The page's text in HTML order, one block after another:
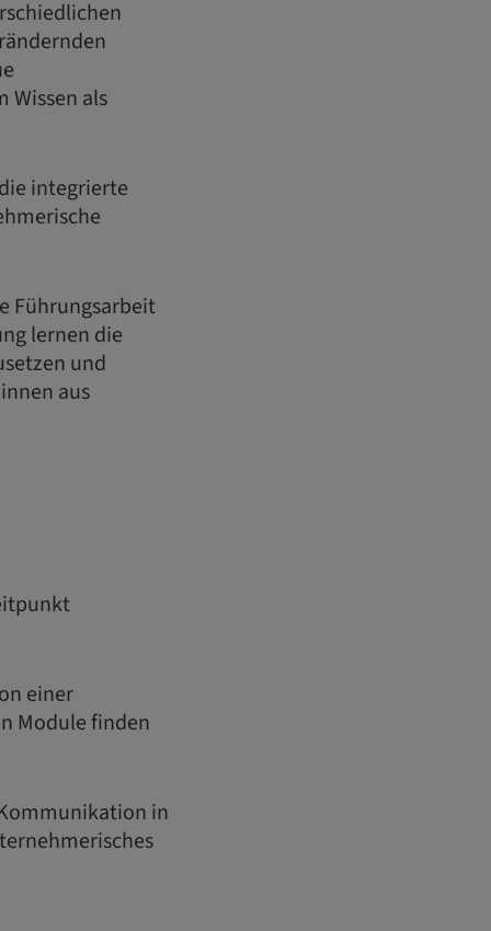
als
integrierte
Führungsarbeit
lernen die
und
aus
einer
Module finden
in